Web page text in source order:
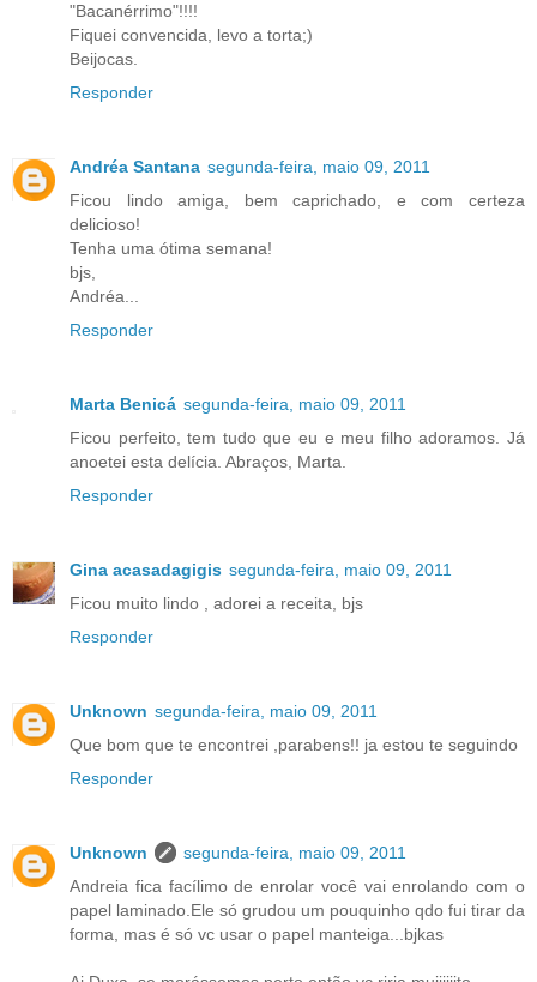
"Bacanérrimo"!!!!
Fiquei convencida, levo a torta;)
Beijocas.
Responder
Andréa Santana segunda-feira, maio 09, 2011
Ficou lindo amiga, bem caprichado, e com certeza
delicioso!
Tenha uma ótima semana!
bjs,
Andréa...
Responder
Marta Benicá segunda-feira, maio 09, 2011
Ficou perfeito, tem tudo que eu e meu filho adoramos. Já
anoetei esta delícia. Abraços, Marta.
Responder
Gina acasadagigis segunda-feira, maio 09, 2011
Ficou muito lindo , adorei a receita, bjs
Responder
Unknown segunda-feira, maio 09, 2011
Que bom que te encontrei ,parabens!! ja estou te seguindo
Responder
Unknown
segunda-feira, maio 09, 2011
Andreia fica facílimo de enrolar você vai enrolando com o
papel laminado.Ele só grudou um pouquinho qdo fui tirar da
forma, mas é só vc usar o papel manteiga...bjkas